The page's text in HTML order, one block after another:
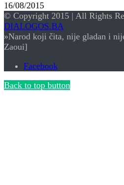
16/08/2015
© Copyright 2015 | All Rights
DIALOGOS.BA
»Narod koji čita, nije gladan i
Zaoui]
Facebook
Back to top button